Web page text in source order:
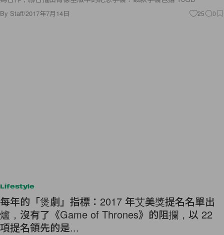
By Staff/2017年7月14日 25 0
Lifestyle
每年的「煲劇」指標：2017 年艾美獎提名名單出
爐，沒有了《Game of Thrones》的阻攔，以 22
項提名領先的是...